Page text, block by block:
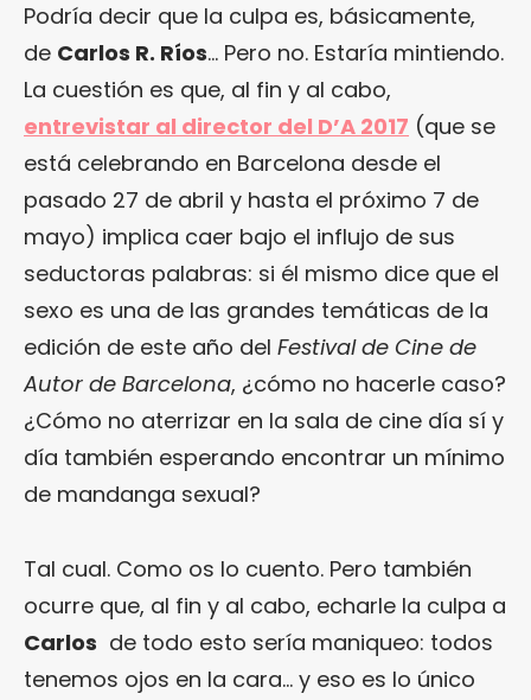
Podría decir que la culpa es, básicamente,
de Carlos R. Ríos… Pero no. Estaría mintiendo.
La cuestión es que, al fin y al cabo,
entrevistar al director del D’A 2017 (que se
está celebrando en Barcelona desde el
pasado 27 de abril y hasta el próximo 7 de
mayo) implica caer bajo el influjo de sus
seductoras palabras: si él mismo dice que el
sexo es una de las grandes temáticas de la
edición de este año del Festival de Cine de
Autor de Barcelona, ¿cómo no hacerle caso?
¿Cómo no aterrizar en la sala de cine día sí y
día también esperando encontrar un mínimo
de mandanga sexual?
Tal cual. Como os lo cuento. Pero también
ocurre que, al fin y al cabo, echarle la culpa a
Carlos de todo esto sería maniqueo: todos
tenemos ojos en la cara… y eso es lo único